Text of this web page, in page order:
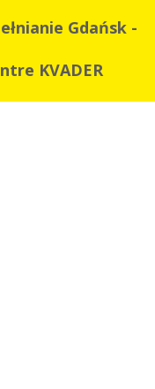
Gdańsk -
KVADER